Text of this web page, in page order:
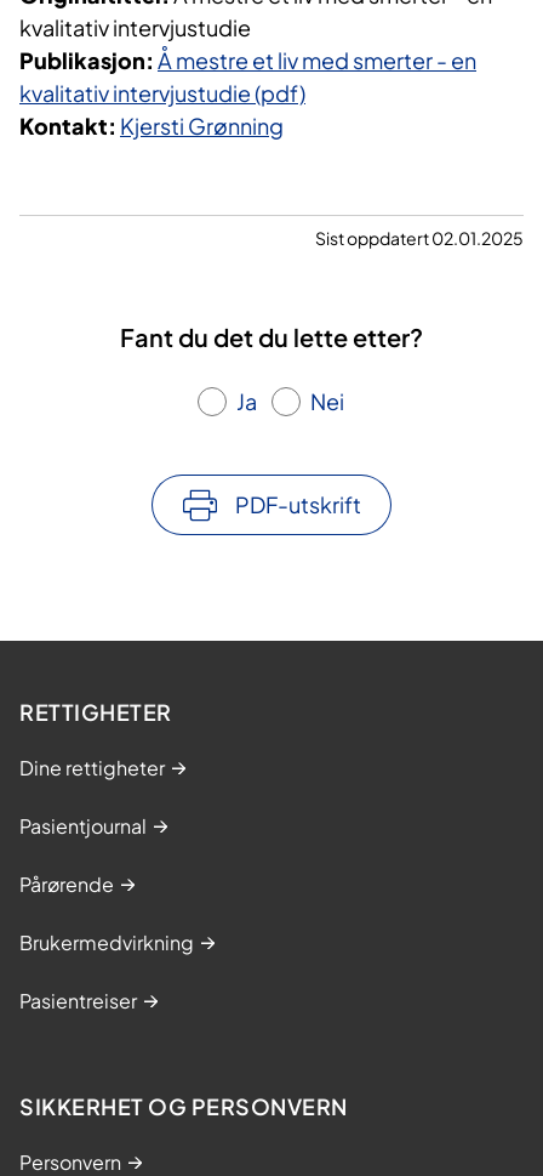
kvalitativ intervjustudie
Publikasjon: Å mestre et liv med smerter - en
kvalitativ intervjustudie (pdf)
Kontakt: Kjersti Grønning
Sist oppdatert 02.01.2025
Fant du det du lette etter?
Ja Nei
PDF-utskrift
RETTIGHETER
Dine rettigheter
Pasientjournal
Pårørende
Brukermedvirkning
Pasientreiser
SIKKERHET OG PERSONVERN
Personvern